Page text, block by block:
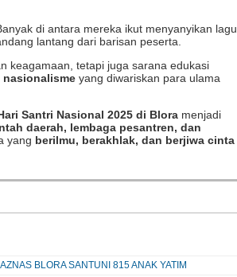
di antara mereka ikut menyanyikan lagu
lantang dari barisan peserta.
keagamaan, tetapi juga sarana edukasi
nasionalisme yang diwariskan para ulama
Santri Nasional 2025 di Blora menjadi
daerah, lembaga pesantren, dan
yang berilmu, berakhlak, dan berjiwa cinta
BLORA SANTUNI 815 ANAK YATIM